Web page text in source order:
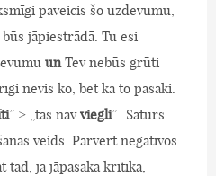
paveicis šo uzdevumu,
jāpiestrādā. Tu esi
unTev nebūs grūti
nevis ko, bet kā to pasaki.
” > „tas navviegli”. Saturs
veids. Pārvērt negatīvos
tad, ja jāpasaka kritika,